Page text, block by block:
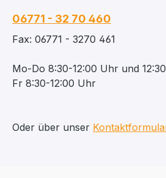
06771 - 32 70 460
Fax: 06771 - 3270 461
Mo-Do 8:30-12:00 Uhr und
Fr 8:30-12:00 Uhr
Oder über unser